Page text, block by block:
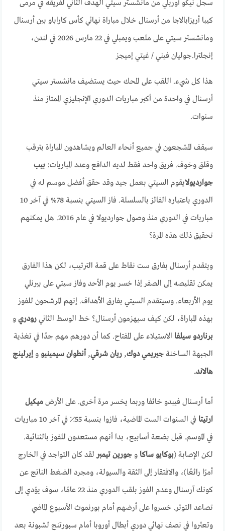
سجل نيكو أوريلي من مانشستر سيتي الهدف الثاني لفريقه في مرمى
كيبا أريزابالاجا من أرسنال خلال مباراة نهائي كأس كاراباو بين أرسنال
ومانشستر سيتي على ملعب ويمبلي في 22 مارس 2026 في لندن،
إنجلترا.جوليان فيني / غيتي إميجز
هذا كل شيء. اللقب على المحك حيث يستضيف مانشستر سيتي
أرسنال في واحدة من أكبر مباريات الدوري الإنجليزي الممتاز منذ
سنوات.
سيقف المشجعون في جميع أنحاء العالم ويشاهدون المباراة بترقب
وقلق وخوف. فريق واحد فقط لديه الدافع وعدد المباريات:بيب
جوارديولايقوم السيتي بعمل جيد وقد حقق أفضل موسم له في
الدوري باعتباره الفائز بالسلسلة. فاز السيتي بنسبة 78% في آخر 10
مباريات في الدوري منذ وصول جوارديولا في عام 2016. هل يمكنهم
تحقيق ذلك هذه المرة؟
ويتقدم أرسنال بفارق ست نقاط على قمة الترتيب، لكن هذا الفارق
يمكن تقليصه إلى الصفر إذا خسر يوم الأحد وفاز سيتي على بيرنلي
يوم الأربعاء. وسيتقدم السيتي بفارق الأهداف. إنهم المرشحون للفوز
بهذه المباراة، لكن كيف سيهزمون أرسنال؟ خط الوسط الثانيرودري و
برناردو سيلفا الاستيلاء على المفتاح. كما أن دورهم مهم جدًا في تغذية
الجبهة الساخنةجيريمي دوك,ريان شرقي,أنطوان سيمينيو و إيرلينج
هالاند.
أما أرسنال فيبدو خائفا وربما يخسر مرة أخرى. على الأرضميكيل
ارتيتا
في السنوات الست الماضية، فازوا بنسبة 55٪ في آخر 10 مباريات
في الموسم. قبل بضعة أسابيع، بدا أنهم مستعدون للفوز بالثنائية.
لكن الإصابة (بوكايو ساكاوجورين تيمبرلقد كان التواجد في الخارج
أمرًا رائعًا)، والافتقار إلى الثقة والسيولة، ومجرد الضغط الناتج عن
كونك آرسنال وعدم الفوز بلقب الدوري منذ 22 عامًا، سوف يؤدي إلى
تصاعد التوتر. خسروا على أرضهم أمام بورنموث الأسبوع الماضي
وتعثروا في نصف نهائي دوري أبطال أوروبا أمام سبورتنج لشبونة بعد